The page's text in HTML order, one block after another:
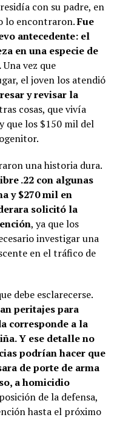
con su padre, en
lo encontraron.Fue
antecedente: el
en una especie de
Una vez que
el joven los atendió
y revisar la
cosas, que vivía
que los $150 mil del
una historia dura.
.22 con algunas
y $270 mil en
solicitó la
, ya que los
investigar una
en el tráfico de
debe esclarecerse.
peritajes para
corresponde a la
Y ese detalle no
podrían hacer que
de porte de arma
a homicidio
de la defensa,
hasta el próximo